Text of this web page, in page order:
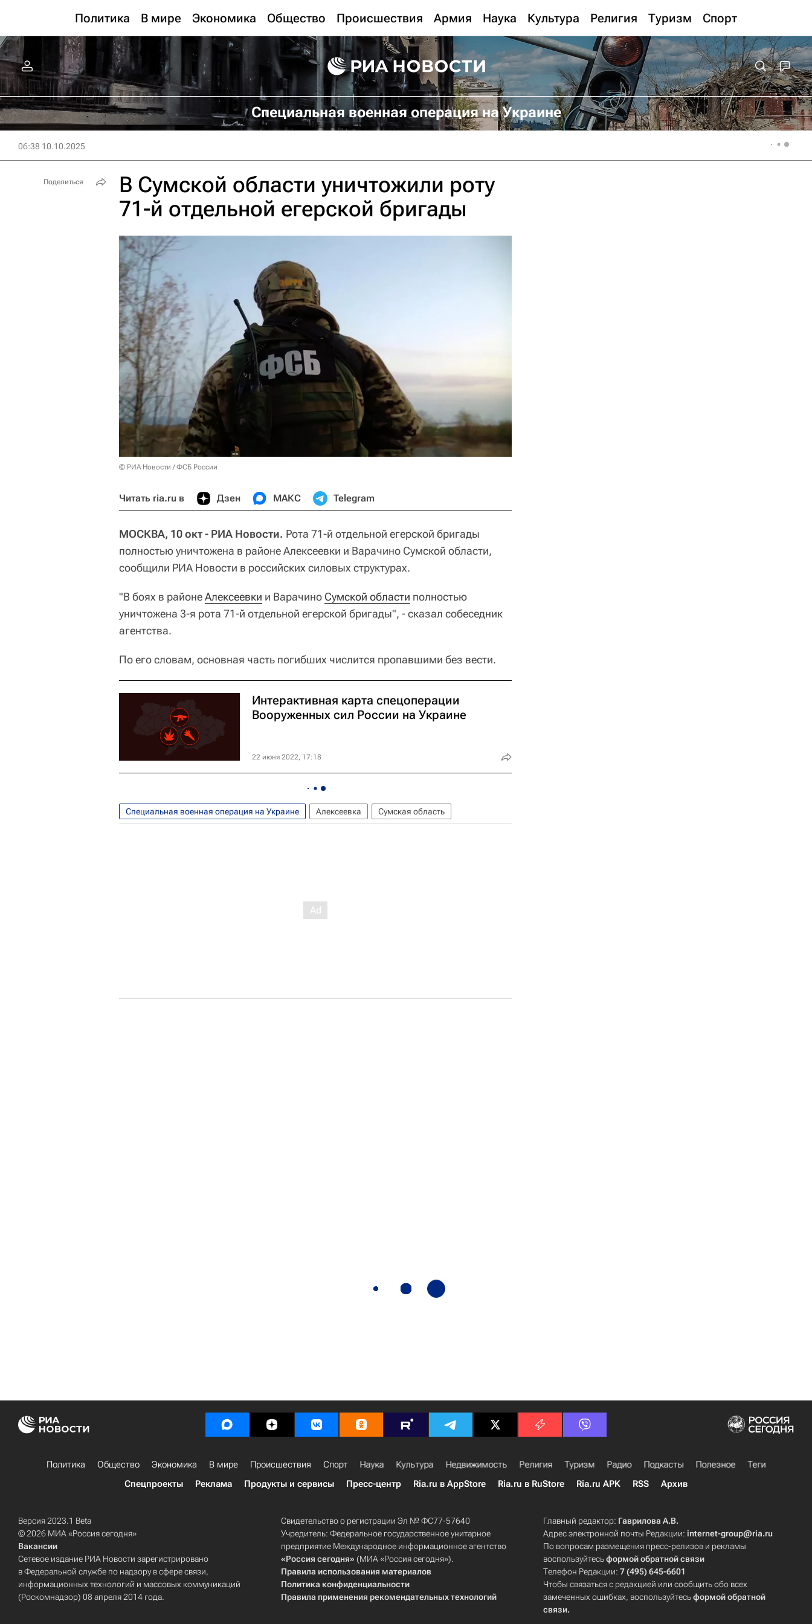
Политика В мире Экономика Общество Происшествия Армия Наука Культура Религия Туризм Спорт
Специальная военная операция на Украине
06:38 10.10.2025
В Сумской области уничтожили роту
71-й отдельной егерской бригады
© РИА Новости / ФСБ России
Читать ria.ru в Дзен МАКС Telegram
МОСКВА, 10 окт - РИА Новости. Рота 71-й отдельной егерской бригады
полностью уничтожена в районе Алексеевки и Варачино Сумской области,
сообщили РИА Новости в российских силовых структурах.
"В боях в районеАлексеевки и Варачино Сумской области полностью
уничтожена 3-я рота 71-й отдельной егерской бригады", - сказал собеседник
агентства.
По его словам, основная часть погибших числится пропавшими без вести.
Интерактивная карта спецоперации
Вооруженных сил России на Украине
22 июня 2022, 17:18
Специальная военная операция на Украине Алексеевка Сумская область
Поделиться
Политика Общество Экономика В мире Происшествия Спорт Наука Культура Недвижимость Религия Туризм Радио Подкасты Полезное
Теги
Спецпроекты
Реклама Продукты и сервисы Пресс-центр Ria.ru в AppStore Ria.ru в RuStore Ria.ru APK RSS Архив
Версия 2023.1 Beta
© 2026 МИА «Россия сегодня»
Вакансии
Сетевое издание РИА Новости зарегистрировано
в Федеральной службе по надзору в сфере связи,
информационных технологий и массовых коммуникаций
(Роскомнадзор) 08 апреля 2014 года.
Свидетельство о регистрации Эл № ФС77-57640
Учредитель: Федеральное государственное унитарное
предприятие Международное информационное агентство
«Россия сегодня» (МИА «Россия сегодня»).
Правила использования материалов
Политика конфиденциальности
Правила применения рекомендательных технологий
Главный редактор: Гаврилова А.В.
Адрес электронной почты Редакции:internet-group@ria.ru
По вопросам размещения пресс-релизов и рекламы
воспользуйтесьформой обратной связи
Телефон Редакции:7 (495) 645-6601
Чтобы связаться с редакцией или сообщить обо всех
замеченных ошибках, воспользуйтесьформой обратной
связи.